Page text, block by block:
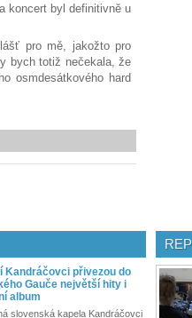
koncert byl definitivně u
pro mě, jakožto pro
bych totiž nečekala, že
osmdesátkového hard
Kandráčovci přivezou do
Gauče největší hity i
album
slovenská kapela Kandráčovci